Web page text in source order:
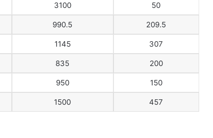
3100 50
990.5 209.5
1145 307
835 200
950 150
1500 457